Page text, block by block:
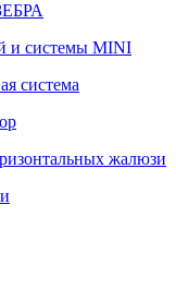
и системы MINI
система
жалюзи